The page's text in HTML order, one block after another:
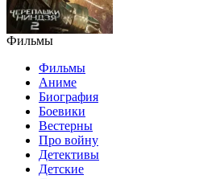
Фильмы
Фильмы
Аниме
Биография
Боевики
Вестерны
Про войну
Детективы
Детские